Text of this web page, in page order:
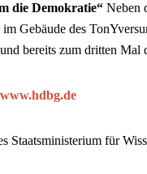
die Demokratie“ Neben
Gebäude des
bereits zum dritten Mal
www.hdbg.de
Staatsministerium für